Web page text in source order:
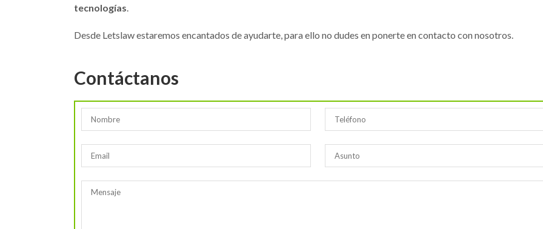
tecnologías.
Desde Letslaw estaremos encantados de ayudarte, para ello no dudes en ponerte en contacto con nosotros.
Contáctanos